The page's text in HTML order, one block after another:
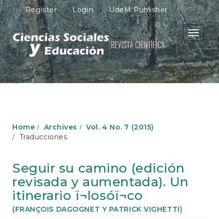
M
a
i
n
N
a
v
i
g
n
n
C
o
n
t
Register Login UdeM Publisher
Toggle
Home Archives
Vol. 4 No. 7 (2015)
Traducciones
Seguir su camino (edición
revisada y aumentada). Un
itinerario ï¬losóï¬co
(FRANÇOIS DAGOGNET Y PATRICK VIGHETTI)